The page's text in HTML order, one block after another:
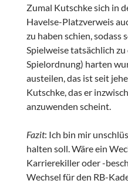
Zumal Kutschke sich in
Havelse-Platzverweis
zu haben schien, sodass
Spielweise tatsächlich
Spielordnung) harten
austeilen, das ist seit
Kutschke, das er
anzuwenden scheint.
Fazit: Ich bin mir
halten soll. Wäre ein
Karrierekiller oder -
Wechsel für den RB-